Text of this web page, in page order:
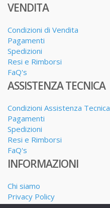
VENDITA
Condizioni di Vendita
Pagamenti
Spedizioni
Resi e Rimborsi
FaQ's
ASSISTENZA TECNICA
Condizioni Assistenza Tecnica
Pagamenti
Spedizioni
Resi e Rimborsi
FaQ's
INFORMAZIONI
Chi siamo
Privacy Policy